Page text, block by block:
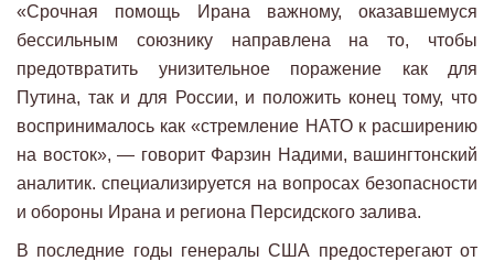
«Срочная помощь Ирана важному, оказавшемуся
бессильным союзнику направлена ​​на то, чтобы
предотвратить унизительное поражение как для
Путина, так и для России, и положить конец тому, что
воспринималось как «стремление НАТО к расширению
на восток», — говорит Фарзин Надими, вашингтонский
аналитик. специализируется на вопросах безопасности
и обороны Ирана и региона Персидского залива.
В последние годы генералы США предостерегают от